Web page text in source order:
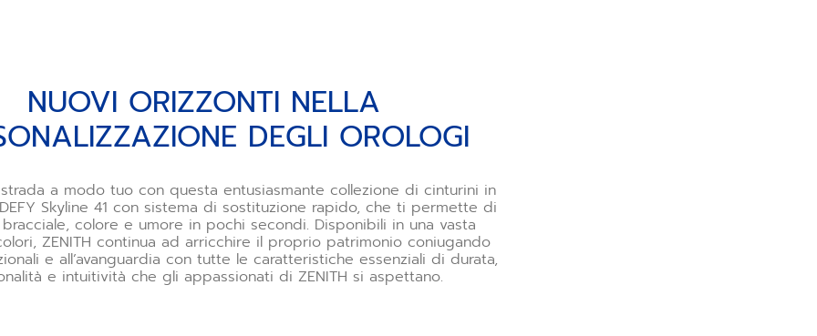
NUOVI ORIZZONTI NELLA
DEGLI OROLOGI
a modo tuo con questa entusiasmante collezione di cinturini in
Skyline 41 con sistema di sostituzione rapido, che ti permette di
colore e umore in pochi secondi. Disponibili in una vasta
ZENITH continua ad arricchire il proprio patrimonio coniugando
e all’avanguardia con tutte le caratteristiche essenziali di durata,
e intuitività che gli appassionati di ZENITH si aspettano.